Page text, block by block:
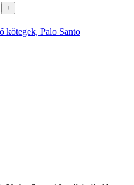
kötegek, Palo Santo